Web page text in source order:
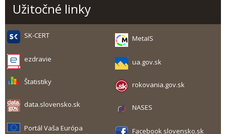
Užitočné linky
SK-CERT MetaIS
ezdravie ua.gov.sk
Štatistiky rokovania.gov.sk
data.slovensko.sk NASES
Portál Vaša Európa Facebook slovensko.sk